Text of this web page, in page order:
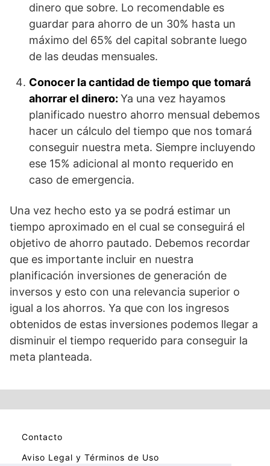
dinero que sobre. Lo recomendable es
guardar para ahorro de un 30% hasta un
máximo del 65% del capital sobrante luego
de las deudas mensuales.
Conocer la cantidad de tiempo que tomará
ahorrar el dinero: Ya una vez hayamos
planificado nuestro ahorro mensual debemos
hacer un cálculo del tiempo que nos tomará
conseguir nuestra meta. Siempre incluyendo
ese 15% adicional al monto requerido en
caso de emergencia.
Una vez hecho esto ya se podrá estimar un
tiempo aproximado en el cual se conseguirá el
objetivo de ahorro pautado. Debemos recordar
que es importante incluir en nuestra
planificación inversiones de generación de
inversos y esto con una relevancia superior o
igual a los ahorros. Ya que con los ingresos
obtenidos de estas inversiones podemos llegar a
disminuir el tiempo requerido para conseguir la
meta planteada.
Contacto
Aviso Legal y Términos de Uso